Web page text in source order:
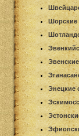
Шорские
Энецкие